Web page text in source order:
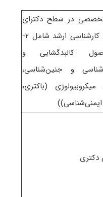
در سطح دکترای
عمومی دامپزشکی یا کارشناسی ارشد شامل ۲-
کالبدگشایی و
و جنین‌شناسی،
میکروبیولوژی (باکتری،
ایمنی‌شناسی))
دکتری